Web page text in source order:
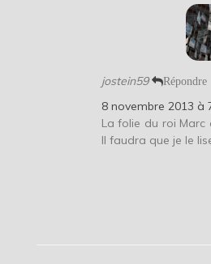
jostein59 Répondre
8 novembre 2013 à
La folie du roi Marc
Il faudra que je le